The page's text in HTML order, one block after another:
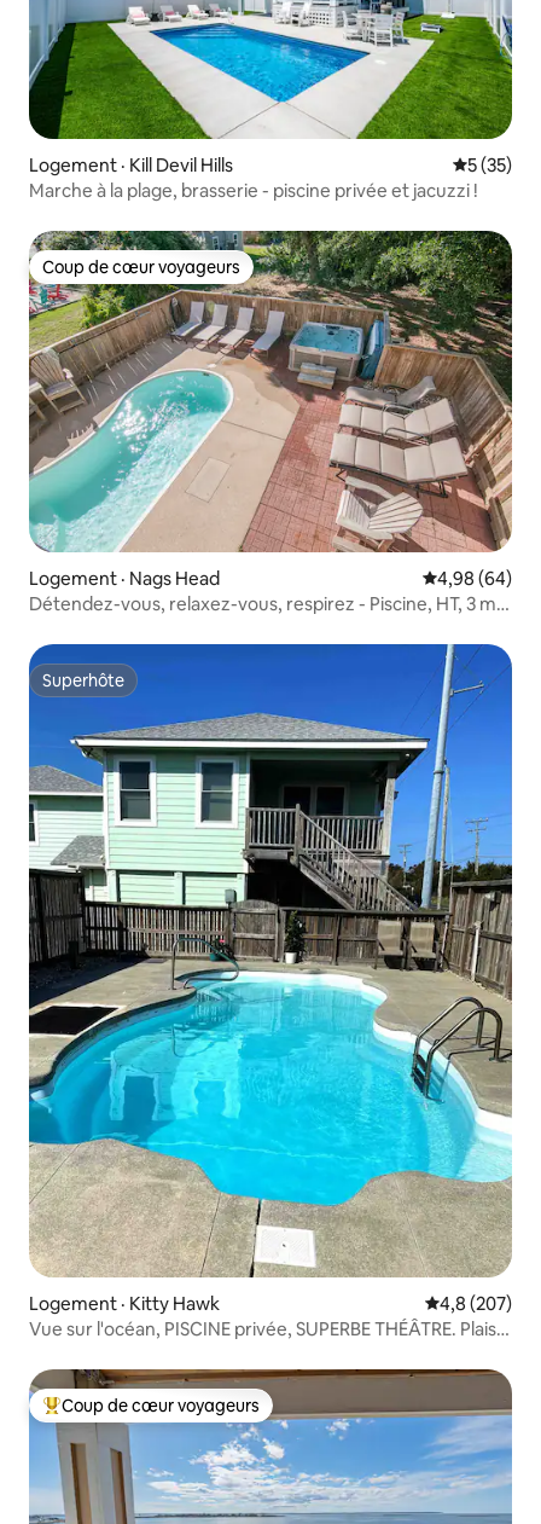
Logement · Kill Devil Hills Note
5 (35)
Marche à la plage, brasserie - piscine privée et jacuzzi !
Coup de cœur voyageurs
Coup de cœur voyageurs
Logement · Nags Head Note
4,98 (64)
Détendez-vous, relaxez-vous, respirez - Piscine, HT, 3 min
Superhôte
Superhôte
Logement · Kitty Hawk Note
4,8 (207)
Vue sur l'océan, PISCINE privée, SUPERBE THÉÂTRE. Plaisir
Coup de cœur voyageurs parmi les plus aimés
Coup de cœur voyageurs